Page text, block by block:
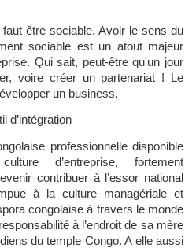
être sociable. Avoir le sens du
sociable est un atout majeur
Qui sait, peut-être qu'un jour
voire créer un partenariat ! Le
un business.
professionnelle disponible
d’entreprise, fortement
contribuer à l’essor national
à la culture managériale et
congolaise à travers le monde
à l’endroit de sa mère
du temple Congo. A elle aussi